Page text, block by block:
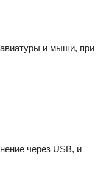
и мыши, при
через USB, и